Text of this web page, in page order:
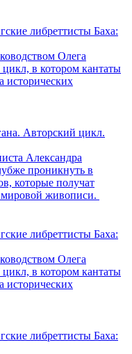
либреттисты Баха:
Олега
в котором кантаты
исторических
Авторский цикл.
Александра
проникнуть в
которые получат
мировой живописи.
либреттисты Баха:
Олега
в котором кантаты
исторических
либреттисты Баха: